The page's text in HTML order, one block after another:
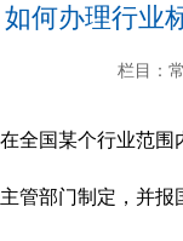
如何办理行业
栏目：
在全国某个行业范围
主管部门制定，并报